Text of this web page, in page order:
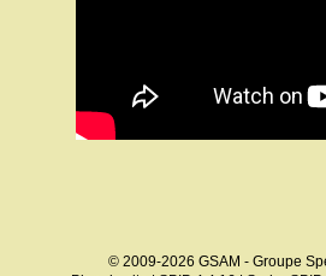
© 2009-2026 GSAM - Groupe